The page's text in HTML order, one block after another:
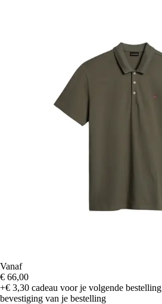
Vanaf
€ 66,00
+€ 3,30 cadeau voor je volgende bestelling
bevestiging van je bestelling